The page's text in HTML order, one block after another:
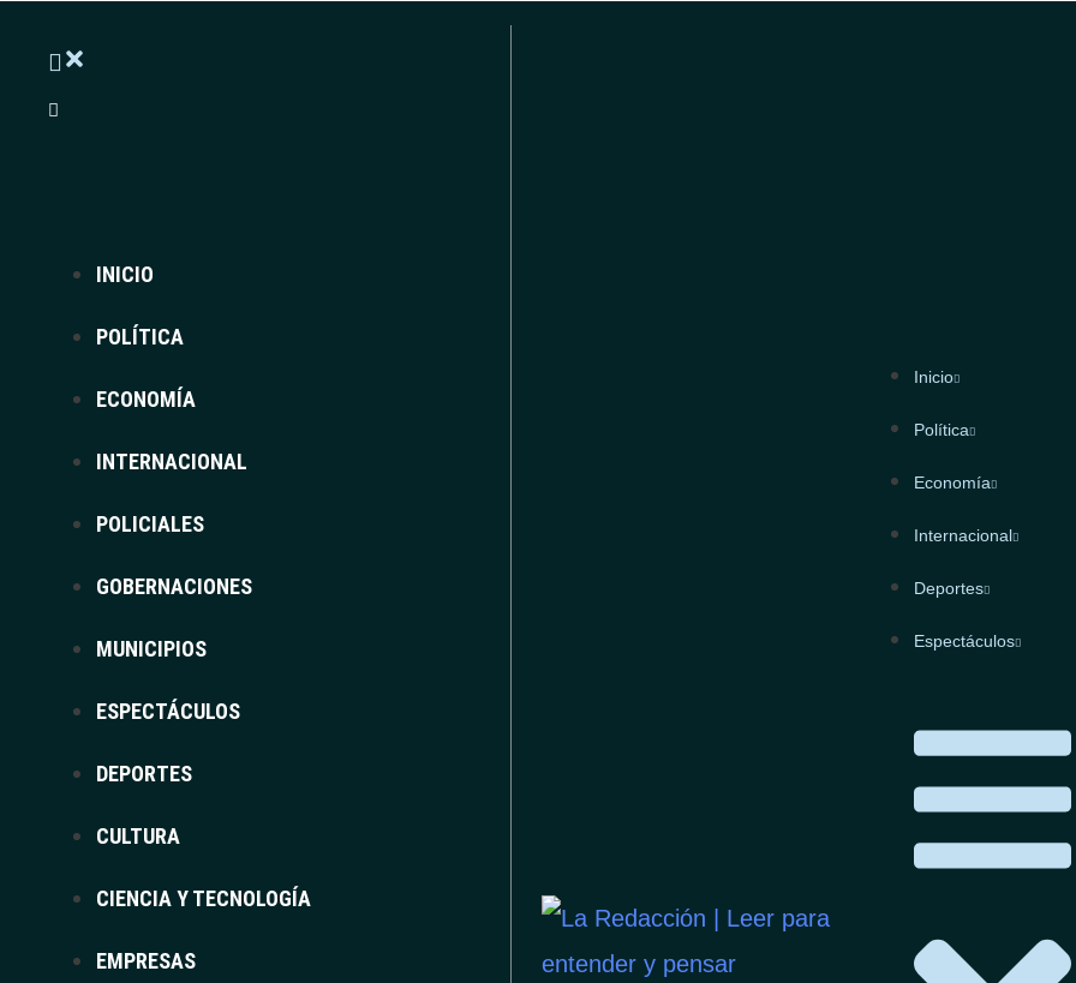
INICIO
POLÍTICA
ECONOMÍA
INTERNACIONAL
POLICIALES
GOBERNACIONES
MUNICIPIOS
ESPECTÁCULOS
DEPORTES
CULTURA
CIENCIA Y TECNOLOGÍA
EMPRESAS
Inicio
Política
Economía
Internacional
Deportes
Espectáculos